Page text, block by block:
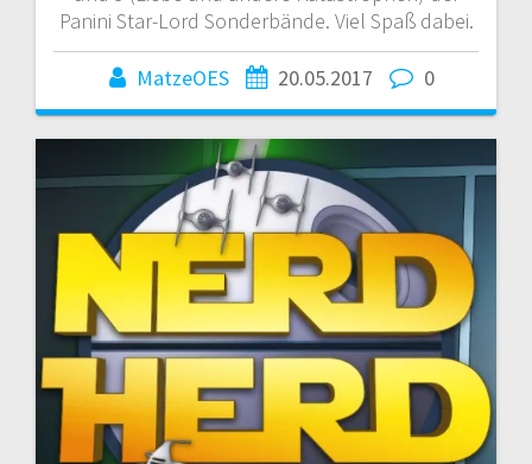
Panini Star-Lord Sonderbände. Viel Spaß dabei.
MatzeOES 20.05.2017 0